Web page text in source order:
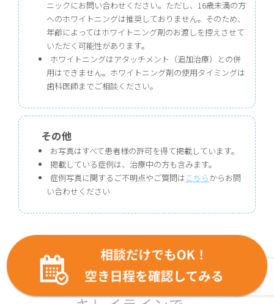
ニックにお問い合わせください。ただし、16歳未満の方
へのホワイトニングは推奨しておりません。そのため、
年齢によってはホワイトニング剤のお渡しを控えさせて
いただく可能性があります。
ホワイトニングはアタッチメント（追加治療）との併
用はできません。ホワイトニング剤の使用タイミングは
歯科医師までご相談ください。
その他
お写真はすべて患者様の許可を得て掲載しています。
掲載している症例は、治療中の方も含みます。
症例写真に関するご不明点やご質問はこちらからお問
い合わせください